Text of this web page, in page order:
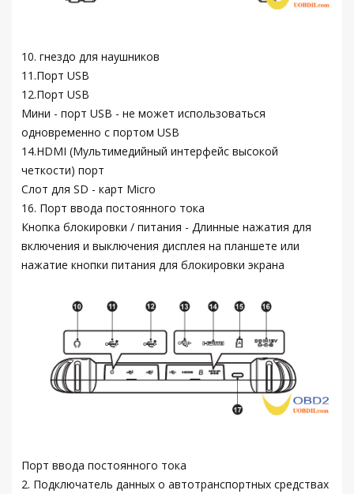
10. гнездо для наушников
11.Порт USB
12.Порт USB
Мини - порт USB - не может использоваться
одновременно с портом USB
14.HDMI (Мультимедийный интерфейс высокой
четкости) порт
Слот для SD - карт Micro
16. Порт ввода постоянного тока
Кнопка блокировки / питания - Длинные нажатия для
включения и выключения дисплея на планшете или
нажатие кнопки питания для блокировки экрана
Порт ввода постоянного тока
2. Подключатель данных о автотранспортных средствах